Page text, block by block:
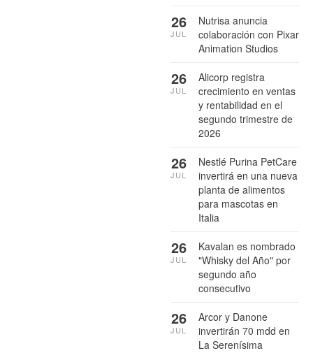
Nutrisa anuncia
colaboración con Pixar
Animation Studios
26
JUL
Alicorp registra
crecimiento en ventas
y rentabilidad en el
segundo trimestre de
2026
26
JUL
Nestlé Purina PetCare
invertirá en una nueva
planta de alimentos
para mascotas en
Italia
26
JUL
Kavalan es nombrado
"Whisky del Año" por
segundo año
consecutivo
26
JUL
Arcor y Danone
invertirán 70 mdd en
La Serenísima
26
JUL